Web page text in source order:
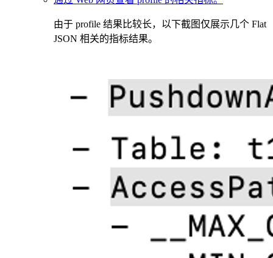
由于 profile 结果比较长，以下截图仅展示几个 Flat
JSON 相关的指标结果。